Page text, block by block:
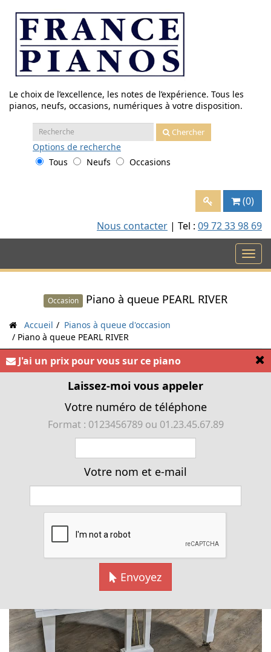
contenu
Le choix de l’excellence, les notes de l’expérience. Tous les
pianos, neufs, occasions, numériques à votre disposition.
Recherche
:
Chercher
Options de recherche
Tous
Neufs Occasions
(0)
Nous contacter | Tel : 09 72 33 98 69
Occasion Piano à queue PEARL RIVER
Accueil
Pianos à queue d'occasion
Piano à queue PEARL RIVER
« Piano 1/4 queue PEARL RIVER BLANC. 1er main
comme neuf. 3 pédale dont une tonale »
J'ai un prix pour vous sur ce piano
Laissez-moi vous appeler
Votre numéro de téléphone
Format : 0123456789 ou 01.23.45.67.89
Votre nom et e-mail
Envoyez